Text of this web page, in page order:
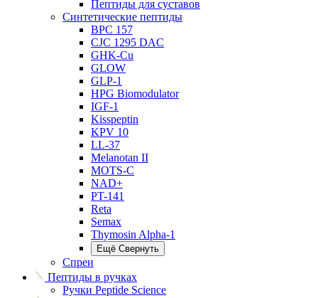
Пептиды для суставов
Синтетические пептиды
BPC 157
CJC 1295 DAC
GHK-Cu
GLOW
GLP-1
HPG Biomodulator
IGF-1
Kisspeptin
KPV 10
LL-37
Melanotan II
MOTS-C
NAD+
PT-141
Reta
Semax
Thymosin Alpha-1
Ещё Свернуть
Спреи
Пептиды в ручках
Ручки Peptide Science